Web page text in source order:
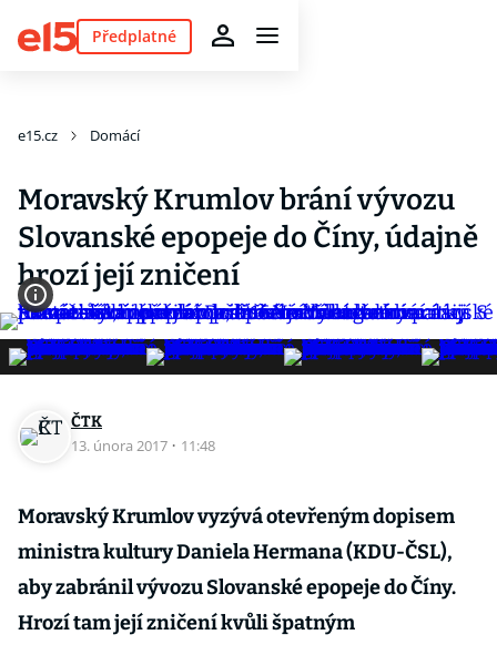
Předplatné
e15.cz Domácí
Moravský Krumlov brání vývozu
Slovanské epopeje do Číny, údajně
hrozí její zničení
ČTK
13. února 2017 · 11:48
Moravský Krumlov vyzývá otevřeným dopisem
ministra kultury Daniela Hermana (KDU-ČSL),
aby zabránil vývozu Slovanské epopeje do Číny.
Hrozí tam její zničení kvůli špatným